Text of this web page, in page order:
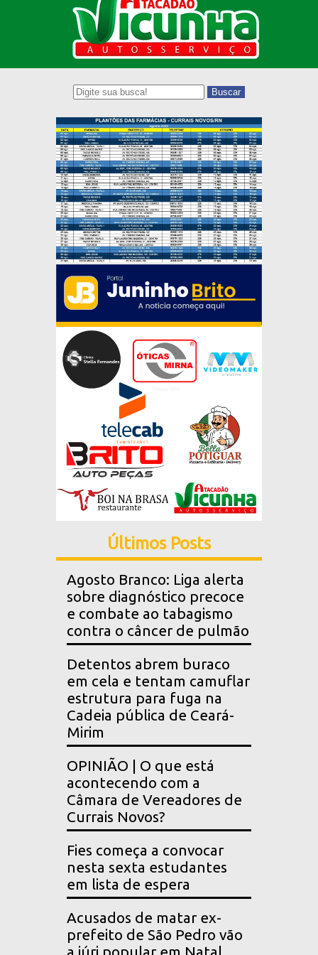
Buscar
Últimos Posts
Agosto Branco: Liga alerta
sobre diagnóstico precoce
e combate ao tabagismo
contra o câncer de pulmão
Detentos abrem buraco
em cela e tentam camuflar
estrutura para fuga na
Cadeia pública de Ceará-
Mirim
OPINIÃO | O que está
acontecendo com a
Câmara de Vereadores de
Currais Novos?
Fies começa a convocar
nesta sexta estudantes
em lista de espera
Acusados de matar ex-
prefeito de São Pedro vão
a júri popular em Natal